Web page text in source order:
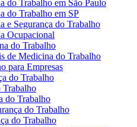
do Trabalho em São Paulo
do Trabalho em SP
e Segurança do Trabalho
Ocupacional
do Trabalho
de Medicina do Trabalho
para Empresas
do Trabalho
Trabalho
do Trabalho
do Trabalho
do Trabalho